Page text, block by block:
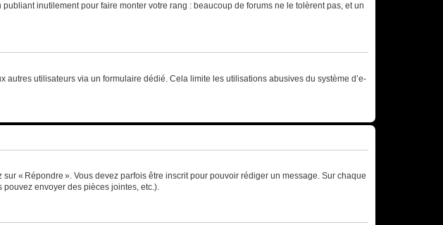
inutilement pour faire monter votre rang : beaucoup de forums ne le tolèrent pas, et un
utilisateurs via un formulaire dédié. Cela limite les utilisations abusives du système d’e-
« Répondre ». Vous devez parfois être inscrit pour pouvoir rédiger un message. Sur chaque
envoyer des pièces jointes, etc.).